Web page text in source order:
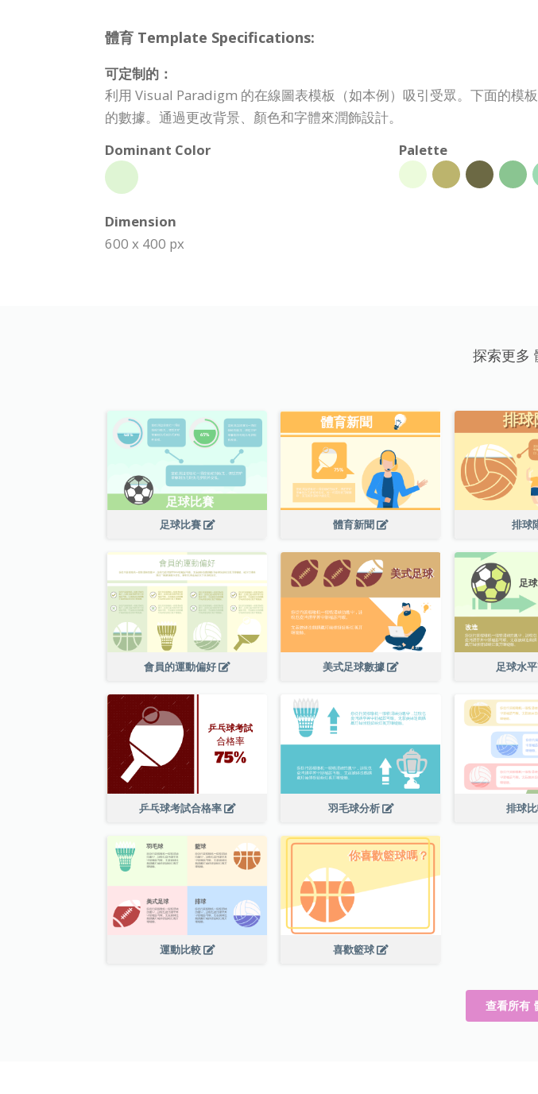
體育 Template Specifications:
可定制的：
利用 Visual Paradigm 的在線圖表模板（如本例）吸引受眾。下面的模
的數據。通過更改背景、顏色和字體來潤飾設計。
Dominant Color
Palette
Dimension
600 x 400 px
探索更多
足球比賽 體育新聞 排球
會員的運動偏好 美式足球數據 足球水
乒乓球考試合格率 羽毛球分析 排球
運動比較 喜歡籃球
查看所有